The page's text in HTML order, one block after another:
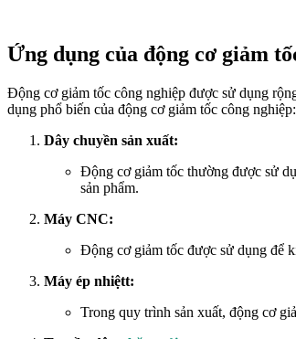
Ứng dụng của động cơ giảm
Động cơ giảm tốc công nghiệp được sử dụng
dụng phổ biến của động cơ giảm tốc công nghiệp:
Dây chuyền sản xuất:
Động cơ giảm tốc thường được sử
sản phẩm.
Máy CNC:
Động cơ giảm tốc được sử dụng để
Máy ép nhiệtt:
Trong quy trình sản xuất, động cơ